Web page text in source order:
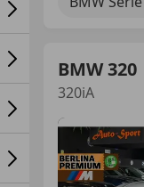
BMW 320
320iA